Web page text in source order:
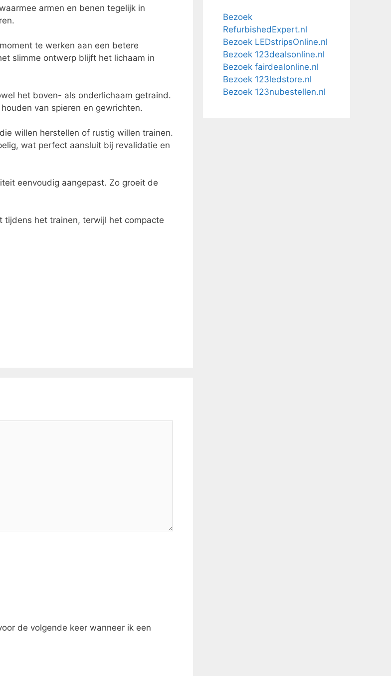
armen en benen tegelijk in
te werken aan een betere
slimme ontwerp blijft het lichaam in
het boven- als onderlichaam getraind.
van spieren en gewrichten.
willen herstellen of rustig willen trainen.
wat perfect aansluit bij revalidatie en
eenvoudig aangepast. Zo groeit de
het trainen, terwijl het compacte
de volgende keer wanneer ik een
Bezoek
RefurbishedExpert.nl
Bezoek LEDstripsOnline.nl
Bezoek 123dealsonline.nl
Bezoek fairdealonline.nl
Bezoek 123ledstore.nl
Bezoek 123nubestellen.nl